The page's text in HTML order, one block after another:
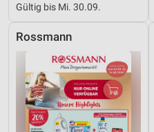
Gültig bis Mi. 30.09.
Rossmann